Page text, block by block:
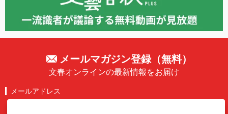
メールマガジン登録（無料）
文春オンラインの最新情報をお届け
メールアドレス